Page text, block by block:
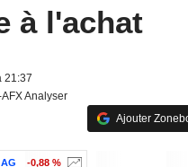
à l'achat
21:37
Analyser
Ajouter
-0,88 %